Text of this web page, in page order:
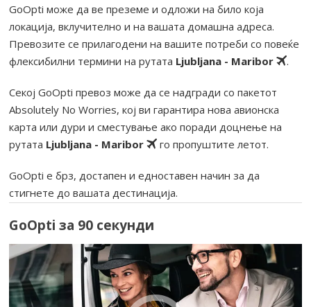
GoOpti може да ве преземе и одложи на било која
локација, вклучително и на вашата домашна адреса.
Превозите се прилагодени на вашите потреби со повеќе
флексибилни термини на рутата Ljubljana - Maribor .
Секој GoOpti превоз може да се надгради со пакетот
Absolutely No Worries, кој ви гарантира нова авионска
карта или дури и сместување ако поради доцнење на
рутата Ljubljana - Maribor го пропуштите летот.
GoOpti е брз, достапен и едноставен начин за да
стигнете до вашата дестинација.
GoOpti за 90 секунди